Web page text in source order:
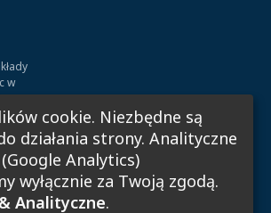
w
cookie. Niezbędne są
działania strony. Analityczne
Analytics)
wyłącznie za Twoją zgodą.
Analityczne.